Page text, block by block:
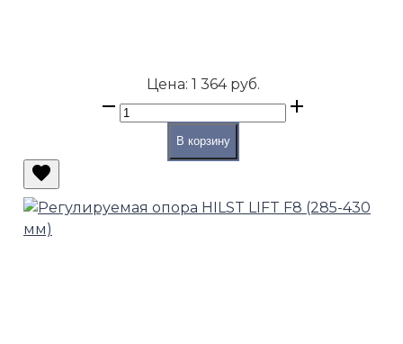
Цена: 1 364 руб.
В корзину